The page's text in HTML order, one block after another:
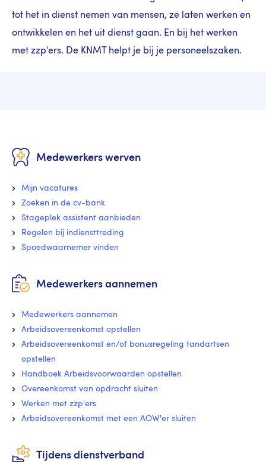
tot het in dienst nemen van mensen, ze laten werken en
ontwikkelen en het uit dienst gaan. En bij het werken
met zzp'ers. De KNMT helpt je bij je personeelszaken.
Medewerkers werven
Mijn vacatures
Zoeken in de cv-bank
Stageplek assistent aanbieden
Regelen bij indiensttreding
Spoedwaarnemer vinden
Medewerkers aannemen
Medewerkers aannemen
Arbeidsovereenkomst opstellen
Arbeidsovereenkomst en/of bonusregeling tandartsen
opstellen
Handboek Arbeidsvoorwaarden opstellen
Overeenkomst van opdracht sluiten
Werken met zzp'ers
Arbeidsovereenkomst met een AOW'er sluiten
Tijdens dienstverband